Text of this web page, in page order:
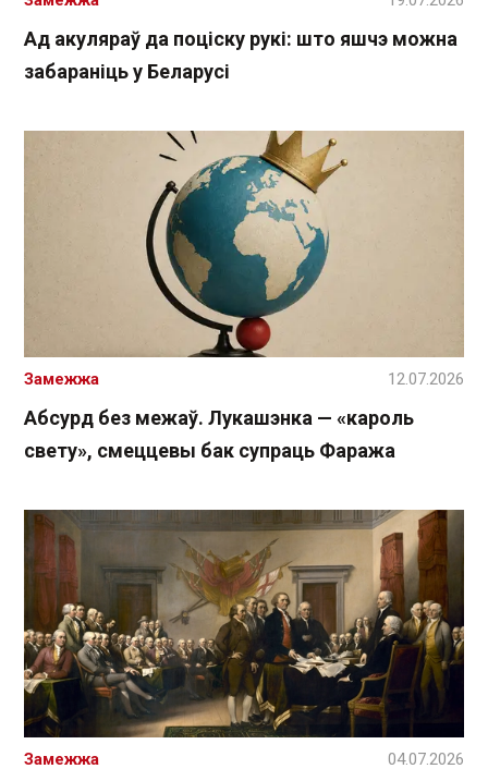
Ад акуляраў да поціску рукі: што яшчэ можна
забараніць у Беларусі
Абсурд без межаў. Лукашэнка — «кароль
свету», смеццевы бак супраць Фаража
Замежжа 12.07.2026
Замежжа 04.07.2026